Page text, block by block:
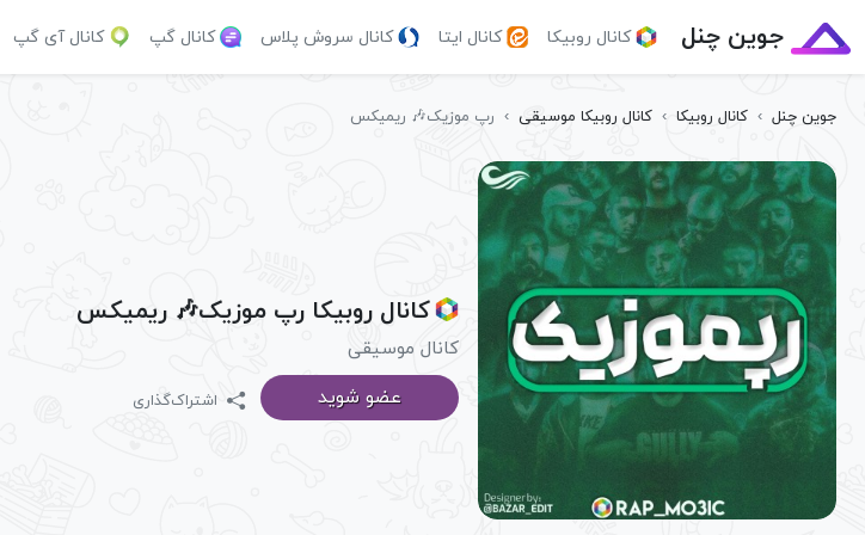
جوین چنل کانال روبیکا کانال ایتا کانال سروش پلاس کانال گپ کانال آی گپ
جوین چنل › کانال روبیکا › کانال روبیکا موسیقی › رپ موزیک🎶 ریمیکس
کانال روبیکا رپ موزیک🎶 ریمیکس
کانال موسیقی
عضو شوید
اشتراک‌گذاری